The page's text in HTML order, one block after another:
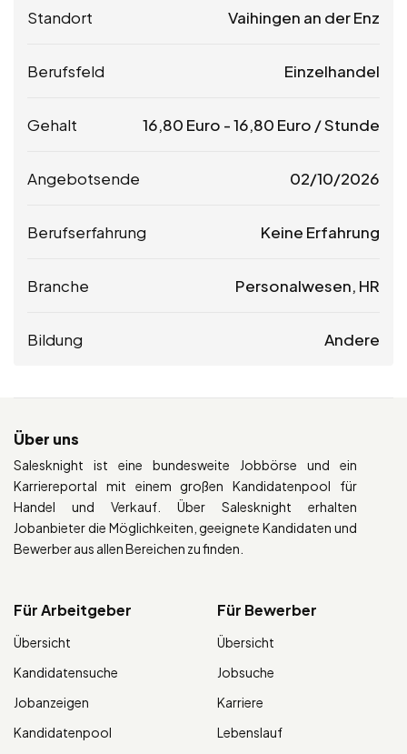
Standort Vaihingen an der Enz
Berufsfeld Einzelhandel
Gehalt 16,80 Euro -16,80 Euro / Stunde
Angebotsende 02/10/2026
Berufserfahrung Keine Erfahrung
Branche Personalwesen, HR
Bildung Andere
Über uns
Salesknight ist eine bundesweite Jobbörse und ein
Karriereportal mit einem großen Kandidatenpool für
Handel und Verkauf. Über Salesknight erhalten
Jobanbieter die Möglichkeiten, geeignete Kandidaten und
Bewerber aus allen Bereichen zu finden.
Für Arbeitgeber
Übersicht
Kandidatensuche
Jobanzeigen
Kandidatenpool
Für Bewerber
Übersicht
Jobsuche
Karriere
Lebenslauf